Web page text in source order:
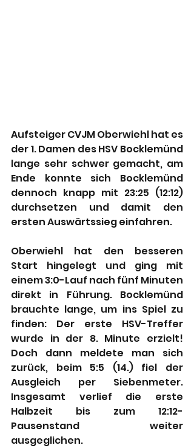
Aufsteiger CVJM Oberwiehl hat es
der 1. Damen des HSV Bocklemünd
lange sehr schwer gemacht, am
Ende konnte sich Bocklemünd
dennoch knapp mit 23:25 (12:12)
durchsetzen und damit den
ersten Auswärtssieg einfahren.
Oberwiehl hat den besseren
Start hingelegt und ging mit
einem 3:0-Lauf nach fünf Minuten
direkt in Führung. Bocklemünd
brauchte lange, um ins Spiel zu
finden: Der erste HSV-Treffer
wurde in der 8. Minute erzielt!
Doch dann meldete man sich
zurück, beim 5:5 (14.) fiel der
Ausgleich per Siebenmeter.
Insgesamt verlief die erste
Halbzeit bis zum 12:12-
Pausenstand weiter
ausgeglichen.